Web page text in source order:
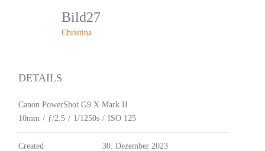
Bild27
Christina
DETAILS
Canon PowerShot G9 X Mark II
10mm / ƒ/2.5 / 1/1250s / ISO 125
Created
30. Dezember 2023